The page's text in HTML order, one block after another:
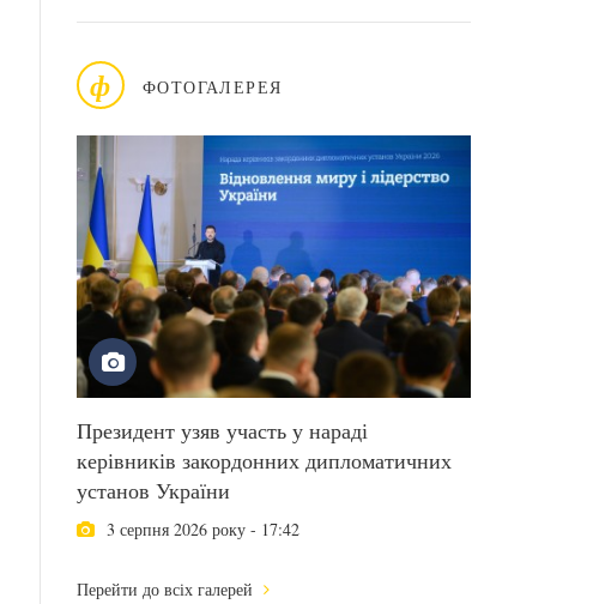
ф ФОТОГАЛЕРЕЯ
Президент узяв участь у нараді
керівників закордонних дипломатичних
установ України
3 серпня 2026 року - 17:42
Перейти до всіх галерей